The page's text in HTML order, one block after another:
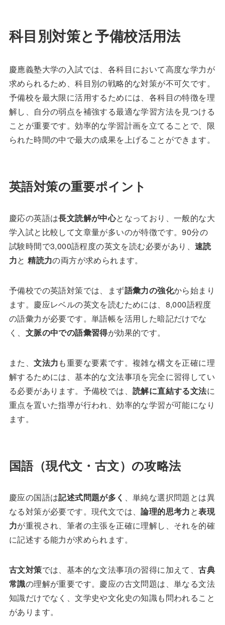
科目別対策と予備校活用法
慶應義塾大学の入試では、各科目において高度な学力が
求められるため、科目別の戦略的な対策が不可欠です。
予備校を最大限に活用するためには、各科目の特徴を理
解し、自分の弱点を補強する最適な学習方法を見つける
ことが重要です。効率的な学習計画を立てることで、限
られた時間の中で最大の成果を上げることができます。
英語対策の重要ポイント
慶応の英語は長文読解が中心となっており、一般的な大
学入試と比較して文章量が多いのが特徴です。90分の
試験時間で3,000語程度の英文を読む必要があり、 速読
力と精読力の両方が求められます。
予備校での英語対策では、まず語彙力の強化から始まり
ます。慶应レベルの英文を読むためには、8,000語程度
の語彙力が必要です。単語帳を活用した暗記だけでな
く、 文脈の中での語彙習得が効果的です。
また、文法力も重要な要素です。複雑な構文を正確に理
解するためには、基本的な文法事項を完全に習得してい
る必要があります。予備校では、 読解に直結する文法に
重点を置いた指導が行われ、効率的な学習が可能になり
ます。
国語（現代文・古文）の攻略法
慶应の国語は記述式問題が多く 、単純な選択問題とは異
なる対策が必要です。現代文では、論理的思考力と表現
力が重視され、筆者の主張を正確に理解し、それを的確
に記述する能力が求められます。
古文対策では、基本的な文法事項の習得に加えて、古典
常識の理解が重要です。慶应の古文問題は、単なる文法
知識だけでなく、文学史や文化史の知識も問われること
があります。